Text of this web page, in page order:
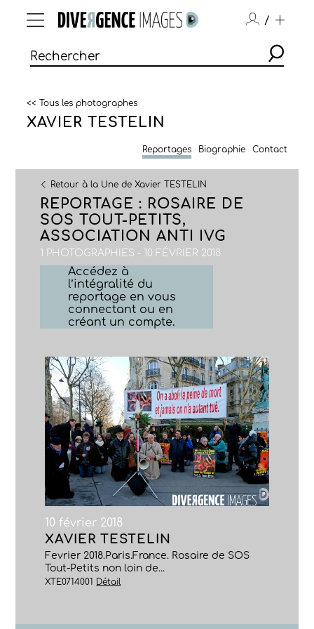
/
<< Tous les photographes
XAVIER TESTELIN
Reportages Biographie Contact
Retour à la Une de Xavier TESTELIN
REPORTAGE : ROSAIRE DE
SOS TOUT-PETITS,
ASSOCIATION ANTI IVG
1 PHOTOGRAPHIES - 10 FÉVRIER 2018
Accédez à
l’intégralité du
reportage en vous
connectant ou en
créant un compte.
10 février 2018
XAVIER TESTELIN
Fevrier 2018.Paris.France. Rosaire de SOS
Tout-Petits non loin de...
XTE0714001 Détail